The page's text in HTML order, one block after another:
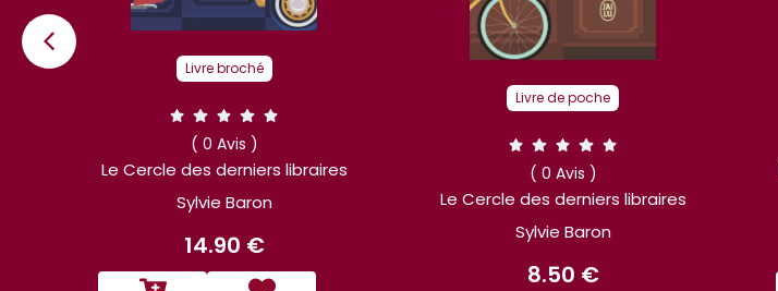
Livre broché
( 0 Avis )
Le Cercle des derniers libraires
Sylvie Baron
14.90 €
Livre de poche
( 0 Avis )
Le Cercle des derniers libraires
Sylvie Baron
8.50 €